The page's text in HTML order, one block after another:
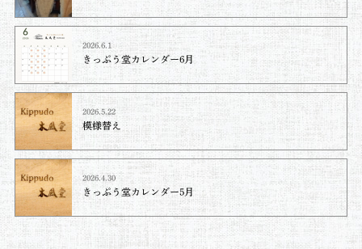
2026.6.1
きっぷう堂カレンダー6月
2026.5.22
模様替え
2026.4.30
きっぷう堂カレンダー5月